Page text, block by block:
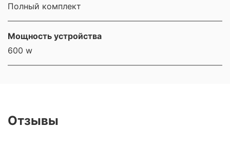
Полный комплект
Мощность устройства
600 w
Отзывы